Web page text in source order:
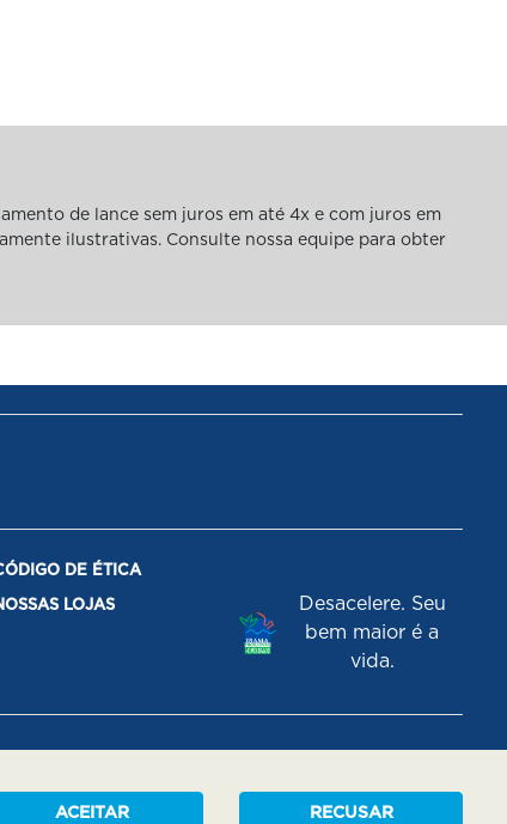
de lance sem juros em até 4x e com juros em
ilustrativas. Consulte nossa equipe para obter
DE ÉTICA
LOJAS
Desacelere. Seu
bem maior é a
vida.
ACEITAR RECUSAR